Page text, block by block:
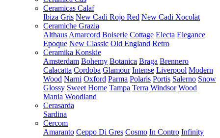
Ceramicas Calaf
Ibiza Gris New Cadi Rojo Red New Cadi Xocolat
Ceramiche Grazia
Althaus Amarcord Boiserie Cottage Electa Elegance
Epoque New Classic Old England Retro
Ceramika Konskie
Amsterdam Bohemy Botanica Braga Brennero
Calacatta Cordoba Glamour Intense Liverpool Modern
Wood Narni Oxford Parma Polaris Portis Salerno Snow
Glossy Sweet Home Tampa Terra Windsor Wood
Mania Woodland
Cerasarda
Sardina
Cercom
Amaranto Ceppo Di Gres Cosmo In Contro Infinity